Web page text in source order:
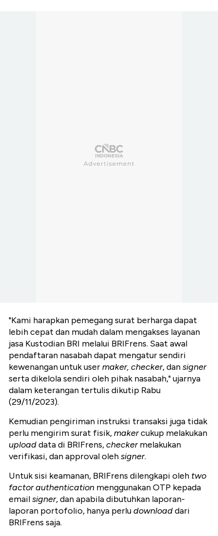
"Kami harapkan pemegang surat berharga dapat
lebih cepat dan mudah dalam mengakses layanan
jasa Kustodian BRI melalui BRIFrens. Saat awal
pendaftaran nasabah dapat mengatur sendiri
kewenangan untuk usermaker, checker, dansigner
serta dikelola sendiri oleh pihak nasabah," ujarnya
dalam keterangan tertulis dikutip Rabu
(29/11/2023).
Kemudian pengiriman instruksi transaksi juga tidak
perlu mengirim surat fisik,makercukup melakukan
uploaddata di BRIFrens,checkermelakukan
verifikasi, dan approval olehsigner.
Untuk sisi keamanan, BRIFrens dilengkapi oleh two
factor authentication menggunakan OTP kepada
emailsigner, dan apabila dibutuhkan laporan-
laporan portofolio, hanya perludownloaddari
BRIFrens saja.